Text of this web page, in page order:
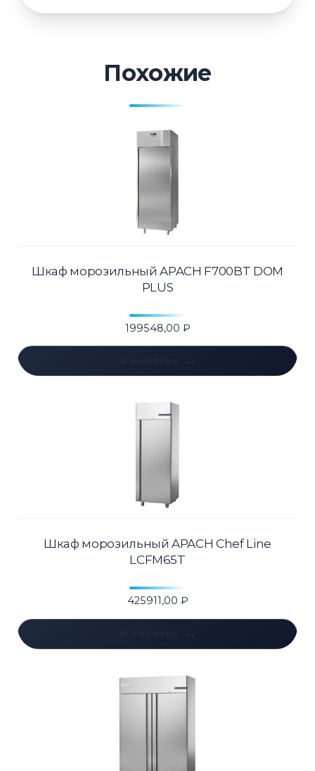
Похожие
Шкаф морозильный APACH F700BT DOM
PLUS
199548,00 ₽
Шкаф морозильный APACH Chef Line
LCFM65T
425911,00 ₽